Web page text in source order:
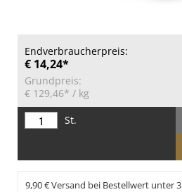
Endverbraucherpreis:
€ 14,24*
Grundpreis:
€ 129,46* / kg
St.
9,90 € Versand bei Bestellwert unter